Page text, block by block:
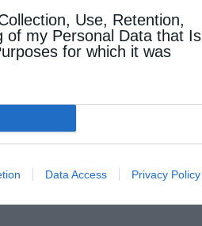
Use, Retention,
of my Personal Data that Is
for which it was
Data Access Privacy Policy